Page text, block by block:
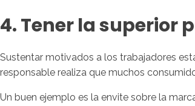
4. Tener la superior
Sustentar motivados a los trabajadores
responsable realiza que muchos
Un buen ejemplo es la envite sobre la